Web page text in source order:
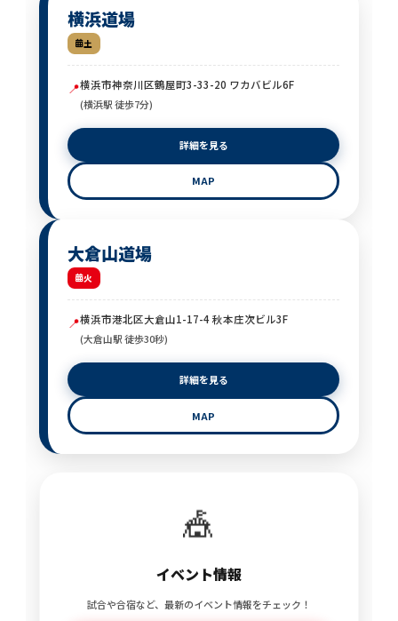
横浜道場
土
📍横浜市神奈川区鶴屋町3-33-20 ワカバビル6F
(横浜駅 徒歩7分)
詳細を見る
MAP
大倉山道場
火
📍横浜市港北区大倉山1-17-4 秋本庄次ビル3F
(大倉山駅 徒歩30秒)
詳細を見る
MAP
🎪
イベント情報
試合や合宿など、最新のイベント情報をチェック！